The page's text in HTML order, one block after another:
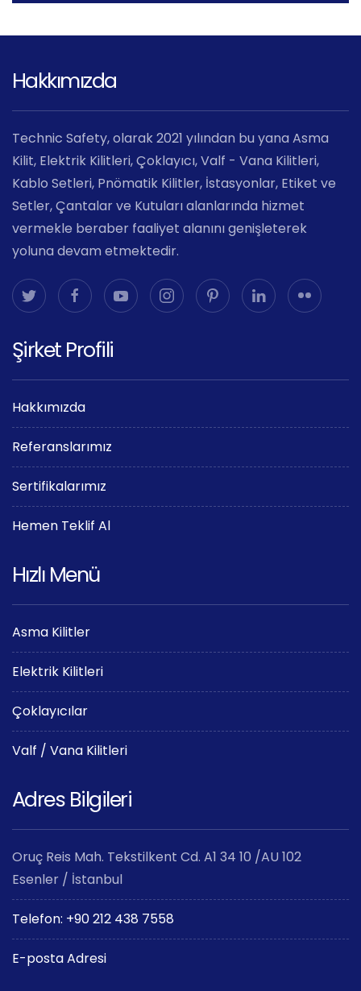
Hakkımızda
Technic Safety, olarak 2021 yılından bu yana Asma
Kilit, Elektrik Kilitleri, Çoklayıcı, Valf - Vana Kilitleri,
Kablo Setleri, Pnömatik Kilitler, İstasyonlar, Etiket ve
Setler, Çantalar ve Kutuları alanlarında hizmet
vermekle beraber faaliyet alanını genişleterek
yoluna devam etmektedir.
Şirket Profili
Hakkımızda
Referanslarımız
Sertifikalarımız
Hemen Teklif Al
Hızlı Menü
Asma Kilitler
Elektrik Kilitleri
Çoklayıcılar
Valf / Vana Kilitleri
Adres Bilgileri
Oruç Reis Mah. Tekstilkent Cd. A1 34 10 /AU 102
Esenler / İstanbul
Telefon: +90 212 438 7558
E-posta Adresi